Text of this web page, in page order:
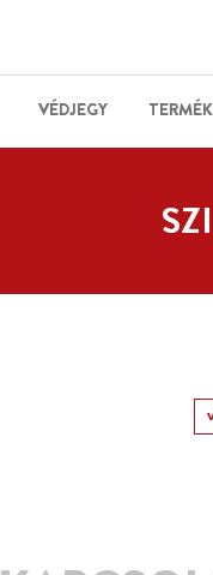
VÉDJEGY